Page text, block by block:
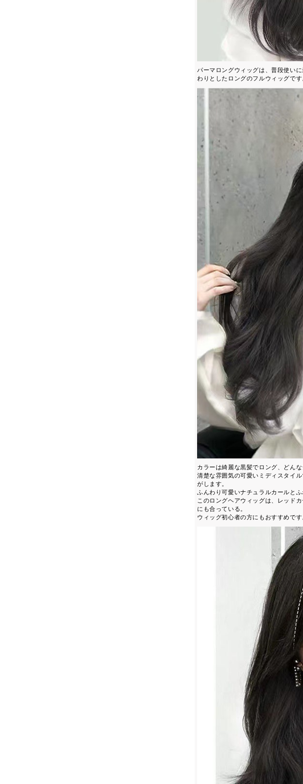
パーマロングウィッグは、普段使い
わりとしたロングのフルウィッグで
カラーは綺麗な黒髪でロング、どん
清楚な雰囲気の可愛いミディスタイ
がします。
ふんわり可愛いナチュラルカールと
このロングヘアウィッグは、レッド
にも合っている。
ウィッグ初心者の方にもおすすめです